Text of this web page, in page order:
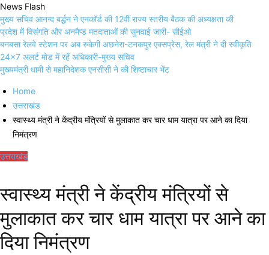
News Flash
मुख्य सचिव आनन्द बर्द्धन ने एनकॉर्ड की 12वीं राज्य स्तरीय बैठक की अध्यक्षता की
प्रदेश में विसंगति और अनमैप्ड मतदाताओं की सुनवाई जारी- सीईओ
बनबसा रेलवे स्टेशन पर अब रुकेगी अछनेरा-टनकपुर एक्सप्रेस, रेल मंत्री ने दी स्वीकृति
24×7 अलर्ट मोड में रहें अधिकारी-मुख्य सचिव
मुख्यमंत्री धामी से महानिदेशक एनसीसी ने की शिष्टाचार भेंट
Home
उत्तराखंड
स्वास्थ्य मंत्री ने केंद्रीय मंत्रियों से मुलाकात कर चार धाम यात्रा पर आने का दिया
निमंत्रण
उत्तराखंड
स्वास्थ्य मंत्री ने केंद्रीय मंत्रियों से
मुलाकात कर चार धाम यात्रा पर आने का
दिया निमंत्रण